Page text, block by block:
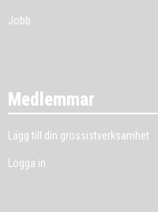
Jobb
Medlemmar
Lägg till din grossistverksamhet
Logga in